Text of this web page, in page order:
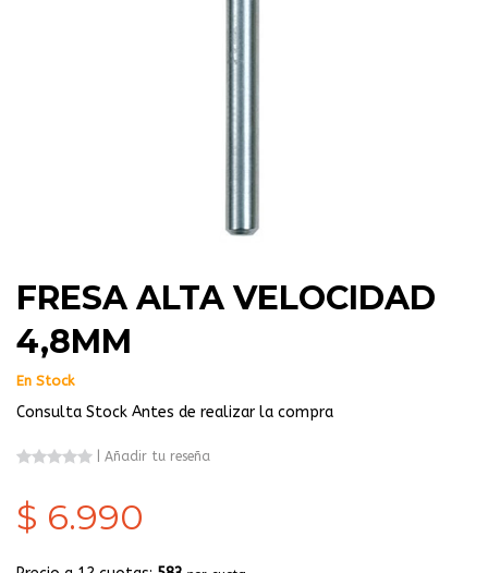
FRESA ALTA VELOCIDAD
4,8MM
En Stock
Consulta Stock Antes de realizar la compra
Añadir tu reseña
$ 6.990